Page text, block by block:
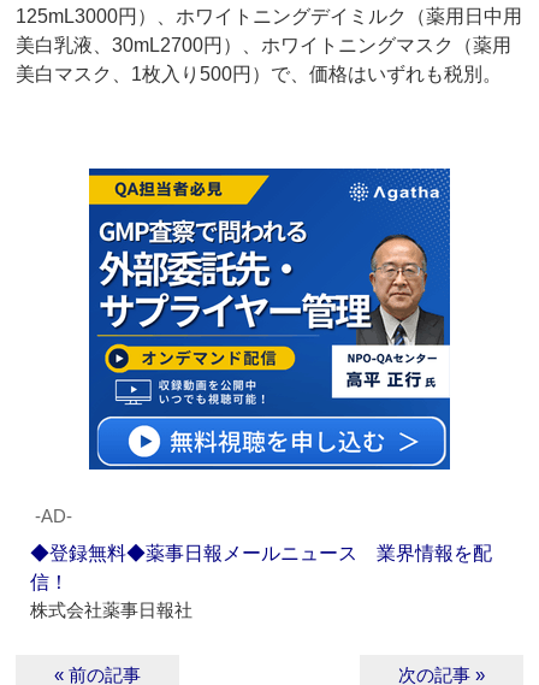
125mL3000円）、ホワイトニングデイミルク（薬用日中用
美白乳液、30mL2700円）、ホワイトニングマスク（薬用
美白マスク、1枚入り500円）で、価格はいずれも税別。
‐AD‐
◆登録無料◆薬事日報メールニュース 業界情報を配
信！
株式会社薬事日報社
« 前の記事 次の記事 »